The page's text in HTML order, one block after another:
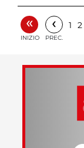
«
INIZIO
‹
PREC.
1 2